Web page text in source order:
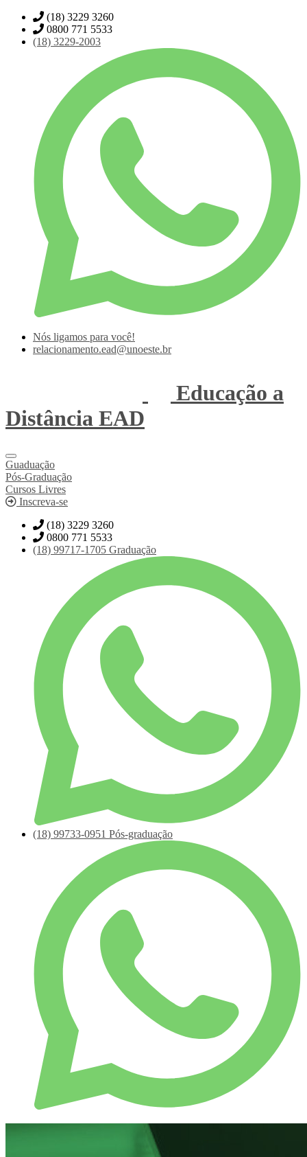
(18) 3229 3260
0800 771 5533
(18) 3229-2003
Nós ligamos para você!
relacionamento.ead@unoeste.br
Educação a
Distância EAD
Guaduação
Pós-Graduação
Cursos Livres
Inscreva-se
(18) 3229 3260
0800 771 5533
(18) 99717-1705 Graduação
(18) 99733-0951 Pós-graduação